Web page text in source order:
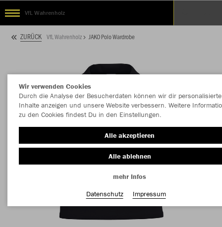
VfL Wahrenholz
ZURÜCK VfL Wahrenholz JAKO Polo Wardrobe
Wir verwenden Cookies
Durch die Analyse der Besucherdaten können wir dir personalisierte
Inhalte anzeigen und unsere Website verbessern. Weitere
zu den Cookies findest Du in den Einstellungen.
Alle akzeptieren
Alle ablehnen
mehr Infos
Datenschutz
Impressum